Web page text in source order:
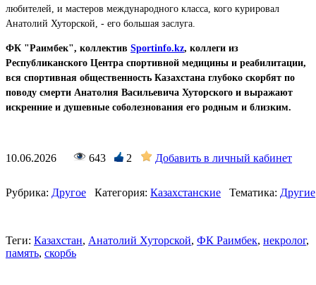
любителей, и мастеров международного класса, кого курировал
Анатолий Хуторской, - его большая заслуга.
ФК "Раимбек", коллектив Sportinfo.kz, коллеги из
Республиканского Центра спортивной медицины и реабилитации,
вся спортивная общественность Казахстана глубоко скорбят по
поводу смерти Анатолия Васильевича Хуторского и выражают
искренние и душевные соболезнования его родным и близким.
10.06.2026 643 2 Добавить в личный кабинет
Рубрика: Другое Категория: Казахстанские Тематика: Другие
Теги: Казахстан, Анатолий Хуторской, ФК Раимбек, некролог,
память, скорбь